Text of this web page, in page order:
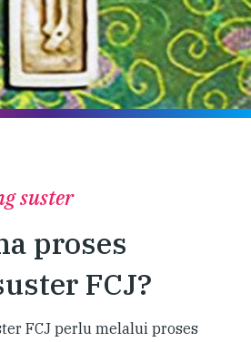
suster
proses
FCJ?
FCJ perlu melalui proses